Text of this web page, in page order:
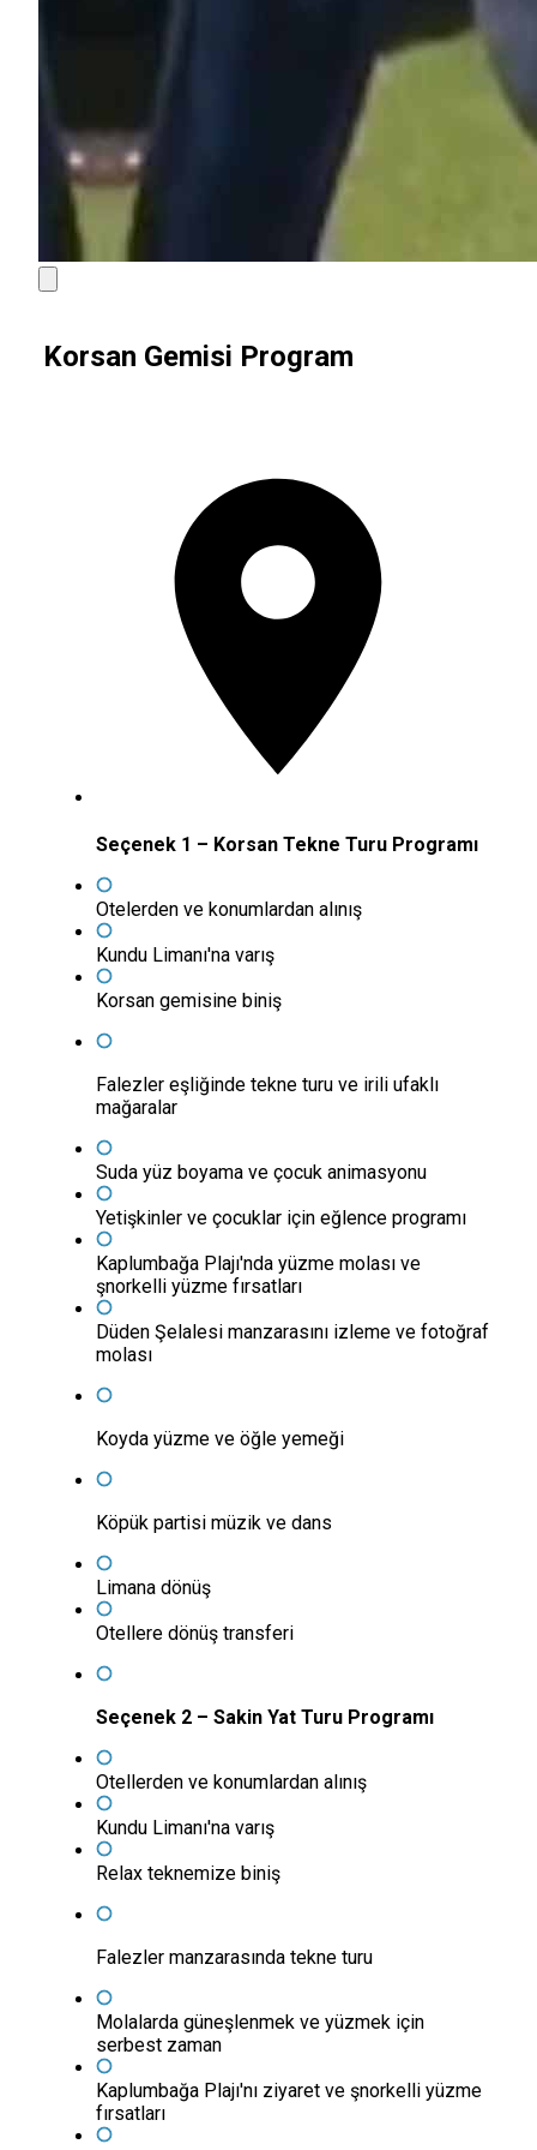
Korsan Gemisi Program
Seçenek 1 – Korsan Tekne Turu Programı
Otelerden ve konumlardan alınış
Kundu Limanı'na varış
Korsan gemisine biniş
Falezler eşliğinde tekne turu ve irili ufaklı
mağaralar
Suda yüz boyama ve çocuk animasyonu
Yetişkinler ve çocuklar için eğlence programı
Kaplumbağa Plajı'nda yüzme molası ve
şnorkelli yüzme fırsatları
Düden Şelalesi manzarasını izleme ve fotoğraf
molası
Koyda yüzme ve öğle yemeği
Köpük partisi müzik ve dans
Limana dönüş
Otellere dönüş transferi
Seçenek 2 – Sakin Yat Turu Programı
Otellerden ve konumlardan alınış
Kundu Limanı'na varış
Relax teknemize biniş
Falezler manzarasında tekne turu
Molalarda güneşlenmek ve yüzmek için
serbest zaman
Kaplumbağa Plajı'nı ziyaret ve şnorkelli yüzme
fırsatları